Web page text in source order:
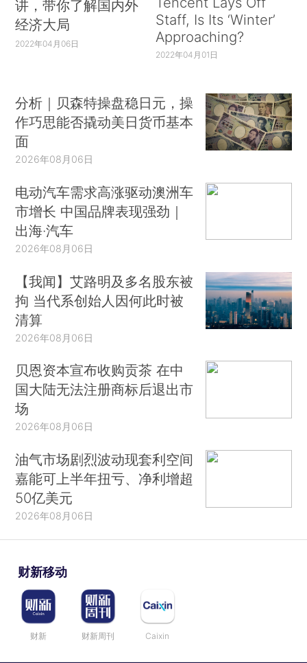
讲，带你了解国内外
经济大局
2022年04月06日
Staff, Is Its ‘Winter’
Approaching?
2022年04月01日
分析｜贝森特操盘稳日元，操
作巧思能否撬动美日货币基本
面
2026年08月06日
电动汽车需求高涨驱动澳洲车
市增长 中国品牌表现强劲｜
出海·汽车
2026年08月06日
【我闻】艾路明及多名股东被
拘 当代系创始人因何此时被
清算
2026年08月06日
贝恩资本宣布收购贡茶 在中
国大陆无法注册商标后退出市
场
2026年08月06日
油气市场剧烈波动现套利空间
嘉能可上半年扭亏、净利增超
50亿美元
2026年08月06日
财新移动
财新 财新周刊 Caixin